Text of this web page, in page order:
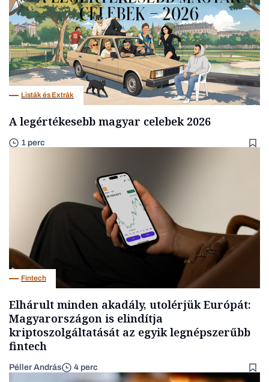
Listák és Extrák
A legértékesebb magyar celebek 2026
1 perc
Fintech
Elhárult minden akadály, utolérjük Európát:
Magyarországon is elindítja
kriptoszolgáltatását az egyik legnépszerűbb
fintech
Péller András 4 perc